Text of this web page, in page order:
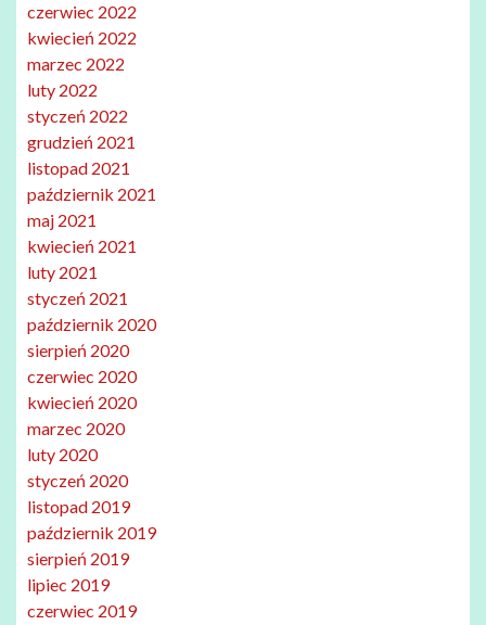
czerwiec 2022
kwiecień 2022
marzec 2022
luty 2022
styczeń 2022
grudzień 2021
listopad 2021
październik 2021
maj 2021
kwiecień 2021
luty 2021
styczeń 2021
październik 2020
sierpień 2020
czerwiec 2020
kwiecień 2020
marzec 2020
luty 2020
styczeń 2020
listopad 2019
październik 2019
sierpień 2019
lipiec 2019
czerwiec 2019